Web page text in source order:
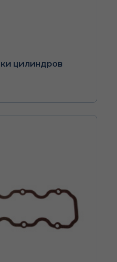
цилиндров